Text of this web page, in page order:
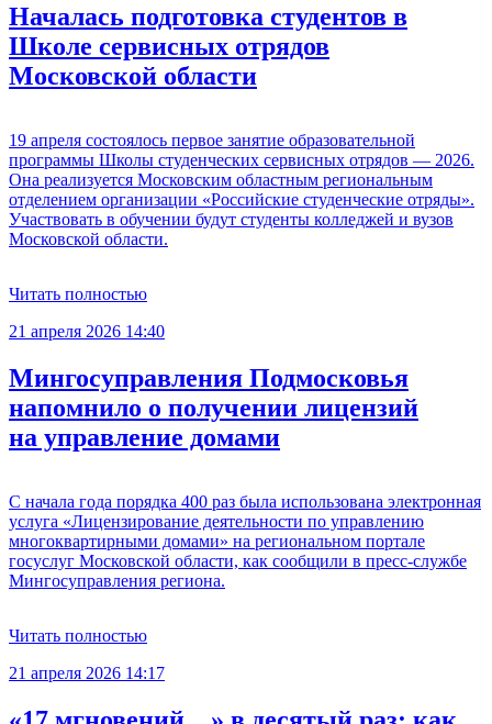
Началась подготовка студентов в
Школе сервисных отрядов
Московской области
19 апреля состоялось первое занятие образовательной
программы Школы студенческих сервисных отрядов — 2026.
Она реализуется Московским областным региональным
отделением организации «Российские студенческие отряды».
Участвовать в обучении будут студенты колледжей и вузов
Московской области.
Читать полностью
21 апреля 2026 14:40
Мингосуправления Подмосковья
напомнило о получении лицензий
на управление домами
С начала года порядка 400 раз была использована электронная
услуга «Лицензирование деятельности по управлению
многоквартирными домами» на региональном портале
госуслуг Московской области, как сообщили в пресс-службе
Мингосуправления региона.
Читать полностью
21 апреля 2026 14:17